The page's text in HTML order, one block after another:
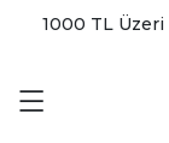
1000 TL